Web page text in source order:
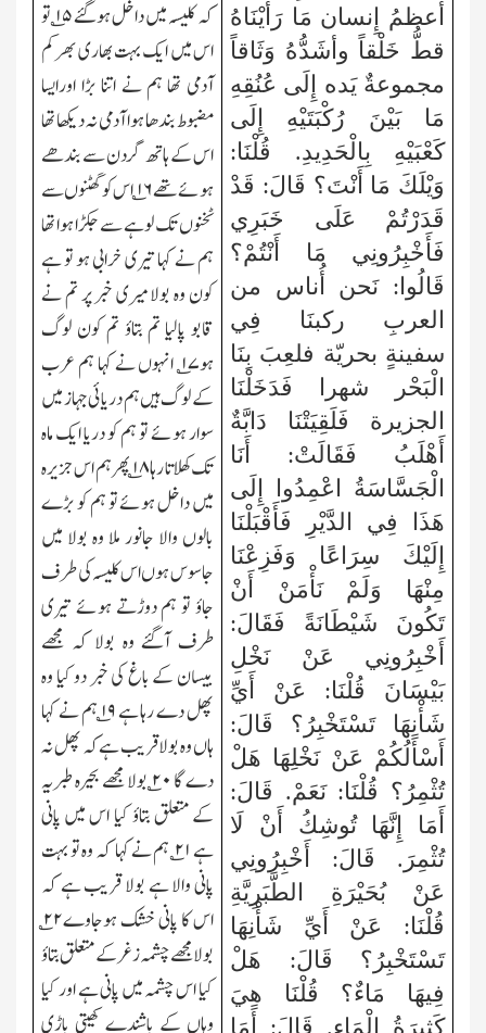
أعظمُ إِنسان مَا رَأَيْنَاهُ
قطُّ خَلْقاً وأشَدُّهُ وَثَاقاً
مجموعةٌ يَده إِلَى عُنُقِهِ
مَا بَيْنَ رُكْبَتَيْهِ إِلَى
كَعْبَيْهِ بِالْحَدِيدِ. قُلْنَا:
وَيْلَكَ مَا أَنْتَ؟ قَالَ: قَدْ
قَدَرْتُمْ عَلَى خَبَرِي
فَأَخْبِرُونِي مَا أَنْتُمْ؟
قَالُوا: نَحن أُناس من
العربِ ركبنَا فِي
سفينةٍ بحريّة فلعِبَ بِنَا
الْبَحْر شهرا فَدَخَلْنَا
الجزيرة فَلَقِيَتْنَا دَابَّةٌ
أَهْلَبُ فَقَالَتْ: أَنَا
الْجَسَّاسَةُ اعْمِدُوا إِلَى
هَذَا فِي الدَّيْرِ فَأَقْبَلْنَا
إِلَيْكَ سِرَاعًا وَفَزِعْنَا
مِنْهَا وَلَمْ نَأْمَنْ أَنْ
تَكُونَ شَيْطَانَةً فَقَالَ:
أَخْبِرُونِي عَنْ نَخْلِ
بَيْسَانَ قُلْنَا: عَنْ أَيِّ
شَأْنِهَا تَسْتَخْبِرُ؟ قَالَ:
أَسْأَلُكُمْ عَنْ نَخْلِهَا هَلْ
تُثْمِرُ؟ قُلْنَا: نَعَمْ. قَالَ:
أَمَا إِنَّهَا تُوشِكُ أَنْ لَا
تُثْمِرَ. قَالَ: أَخْبِرُونِي
عَنْ بُحَيْرَةِ الطَّبَرِيَّةِ
قُلْنَا: عَنْ أَيِّ شَأْنِهَا
تَسْتَخْبِرُ؟ قَالَ: هَلْ
فِيهَا مَاءٌ؟ قُلْنَا هِيَ
كَثِيرَةُ الْمَاءِ. قَالَ: أَمَا
کہ کلیسہ میں داخل ہوگئے ۱۵؎ تو
اس میں ایک بہت بھاری بھر کم
آدمی تھا ہم نے اتنا بڑا اورایسا
مضبوط بندھا ہوا آدمی نہ دیکھا تھا
اس کے ہاتھ گردن سے بندھے
ہوئے تھے۱۶؎ اس کو گھٹنوں سے
ٹخنوں تک لوہے سے جکڑا ہوا تھا
ہم نے کہا تیری خرابی ہو تو ہے
کون وہ بولا میری خبر پر تم نے
قابو پالیا تم بتاؤ تم کون لوگ
ہو۱۷؎ انہوں نے کہا ہم عرب
کے لوگ ہیں ہم دریائی جہاز میں
سوار ہوئے تو ہم کو دریا ایک ماہ
تک کھلاتا رہا۱۸؎ پھر ہم اس جزیرہ
میں داخل ہوئے تو ہم کو بڑے
بالوں والا جانور ملا وہ بولا میں
جاسوس ہوں اس کلیسہ کی طرف
جاؤ تو ہم دوڑتے ہوئے تیری
طرف آگئے وہ بولا کہ مجھے
بیسان کے باغ کی خبر دو کیا وہ
پھل دے رہا ہے ۱۹؎ ہم نے کہا
ہاں وہ بولا قریب ہے کہ پھل نہ
دے گا ۲۰؎ بولا مجھے بحیرہ طبریہ
کے متعلق بتاؤ کیا اس میں پانی
ہے ۲۱؎ ہم نے کہا کہ وہ تو بہت
پانی والا ہے بولا قریب ہے کہ
اس کا پانی خشک ہوجاوے۲۲؎
بولا مجھے چشمہ زغر کے متعلق بتاؤ
کیا اس چشمہ میں پانی ہے اور کیا
وہاں کے باشندے کھیتی باڑی